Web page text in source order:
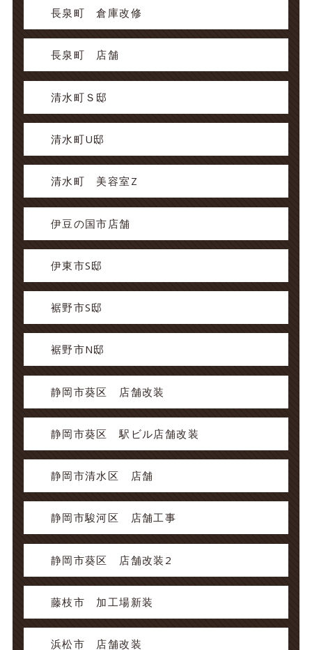
長泉町 倉庫改修
長泉町 店舗
清水町Ｓ邸
清水町U邸
清水町 美容室Z
伊豆の国市店舗
伊東市S邸
裾野市S邸
裾野市N邸
静岡市葵区 店舗改装
静岡市葵区 駅ビル店舗改装
静岡市清水区 店舗
静岡市駿河区 店舗工事
静岡市葵区 店舗改装2
藤枝市 加工場新装
浜松市 店舗改装